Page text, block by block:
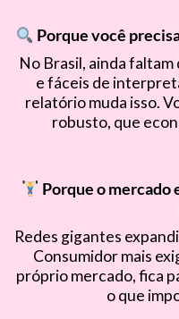
Porque você
No Brasil, ainda
e fáceis de
relatório muda isso.
robusto, que
Porque o mercado
Redes gigantes
Consumidor mais
próprio mercado, fica
o que